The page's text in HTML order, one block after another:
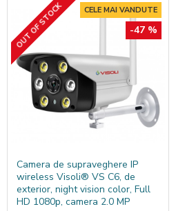
CELE MAI VANDUTE
-47 %
OUT OF STOCK
Camera de supraveghere IP
wireless Visoli® VS C6, de
exterior, night vision color, Full
HD 1080p, camera 2.0 MP